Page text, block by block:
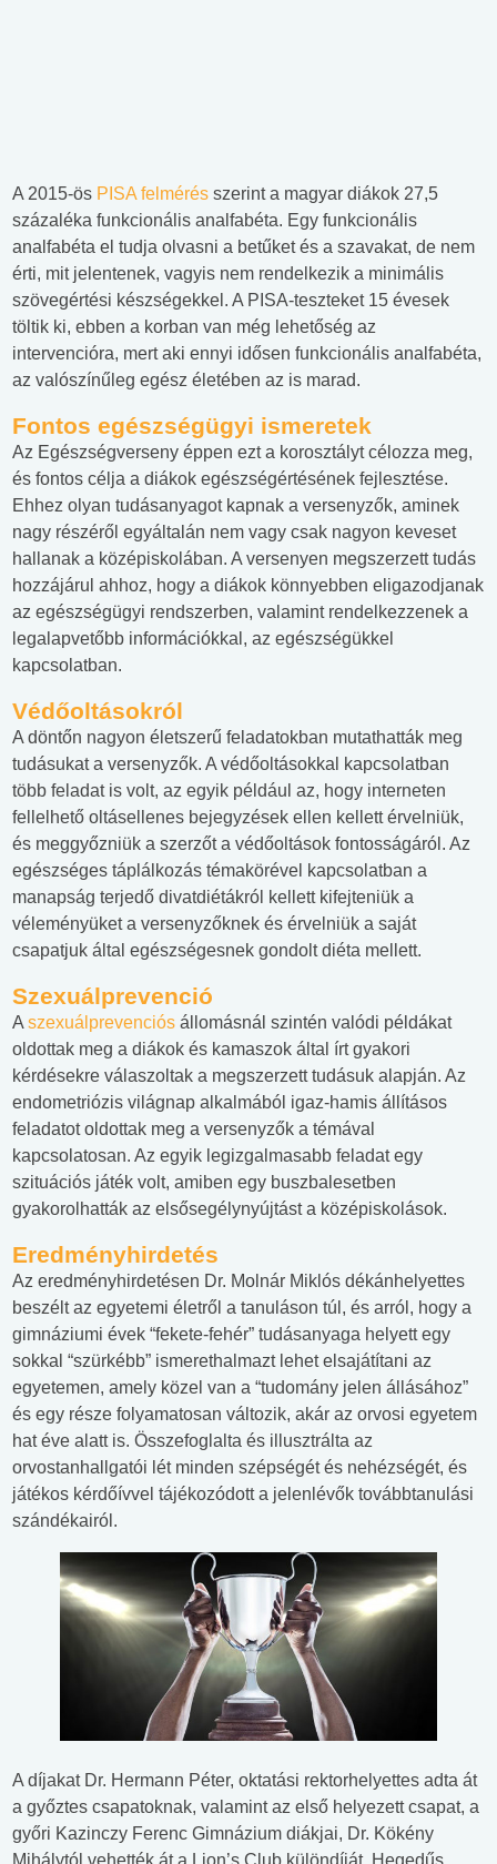
A 2015-ös PISA felmérés szerint a magyar diákok 27,5
százaléka funkcionális analfabéta. Egy funkcionális
analfabéta el tudja olvasni a betűket és a szavakat, de nem
érti, mit jelentenek, vagyis nem rendelkezik a minimális
szövegértési készségekkel. A PISA-teszteket 15 évesek
töltik ki, ebben a korban van még lehetőség az
intervencióra, mert aki ennyi idősen funkcionális analfabéta,
az valószínűleg egész életében az is marad.
Fontos egészségügyi ismeretek
Az Egészségverseny éppen ezt a korosztályt célozza meg,
és fontos célja a diákok egészségértésének fejlesztése.
Ehhez olyan tudásanyagot kapnak a versenyzők, aminek
nagy részéről egyáltalán nem vagy csak nagyon keveset
hallanak a középiskolában. A versenyen megszerzett tudás
hozzájárul ahhoz, hogy a diákok könnyebben eligazodjanak
az egészségügyi rendszerben, valamint rendelkezzenek a
legalapvetőbb információkkal, az egészségükkel
kapcsolatban.
Védőoltásokról
A döntőn nagyon életszerű feladatokban mutathatták meg
tudásukat a versenyzők. A védőoltásokkal kapcsolatban
több feladat is volt, az egyik például az, hogy interneten
fellelhető oltásellenes bejegyzések ellen kellett érvelniük,
és meggyőzniük a szerzőt a védőoltások fontosságáról. Az
egészséges táplálkozás témakörével kapcsolatban a
manapság terjedő divatdiétákról kellett kifejteniük a
véleményüket a versenyzőknek és érvelniük a saját
csapatjuk által egészségesnek gondolt diéta mellett.
Szexuálprevenció
A szexuálprevenciós állomásnál szintén valódi példákat
oldottak meg a diákok és kamaszok által írt gyakori
kérdésekre válaszoltak a megszerzett tudásuk alapján. Az
endometriózis világnap alkalmából igaz-hamis állításos
feladatot oldottak meg a versenyzők a témával
kapcsolatosan. Az egyik legizgalmasabb feladat egy
szituációs játék volt, amiben egy buszbalesetben
gyakorolhatták az elsősegélynyújtást a középiskolások.
Eredményhirdetés
Az eredményhirdetésen Dr. Molnár Miklós dékánhelyettes
beszélt az egyetemi életről a tanuláson túl, és arról, hogy a
gimnáziumi évek “fekete-fehér” tudásanyaga helyett egy
sokkal “szürkébb” ismerethalmazt lehet elsajátítani az
egyetemen, amely közel van a “tudomány jelen állásához”
és egy része folyamatosan változik, akár az orvosi egyetem
hat éve alatt is. Összefoglalta és illusztrálta az
orvostanhallgatói lét minden szépségét és nehézségét, és
játékos kérdőívvel tájékozódott a jelenlévők továbbtanulási
szándékairól.
A díjakat Dr. Hermann Péter, oktatási rektorhelyettes adta át
a győztes csapatoknak, valamint az első helyezett csapat, a
győri Kazinczy Ferenc Gimnázium diákjai, Dr. Kökény